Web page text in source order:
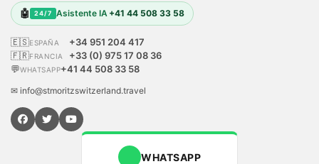
🤖 24/7 Asistente IA +41 44 508 33 58
🇪🇸ESPAÑA
+34 951 204 417
🇫🇷FRANCIA
+33 (0) 975 17 08 36
💬WHATSAPP+41 44 508 33 58
✉ info@stmoritzswitzerland.travel
WHATSAPP